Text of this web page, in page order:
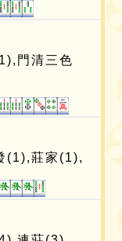
門清三色
(1),莊家(1),